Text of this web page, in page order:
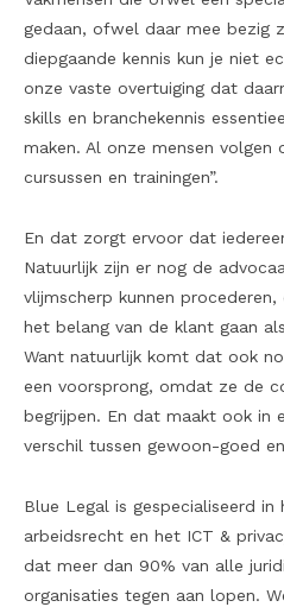
gedaan, ofwel daar mee bezig
diepgaande kennis kun je niet
onze vaste overtuiging dat
skills en branchekennis
maken. Al onze mensen volgen
cursussen en trainingen”.
En dat zorgt ervoor dat
Natuurlijk zijn er nog de
vlijmscherp kunnen
het belang van de klant gaan
Want natuurlijk komt dat ook
een voorsprong, omdat ze de
begrijpen. En dat maakt ook in
verschil tussen gewoon-goed en
Blue Legal is gespecialiseerd
arbeidsrecht en het ICT &
dat meer dan 90% van alle
organisaties tegen aan lopen.